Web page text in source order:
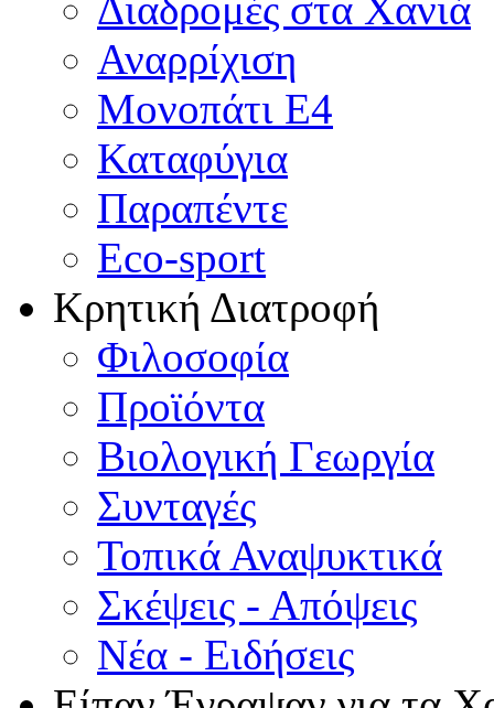
Διαδρομές στα Χανιά
Αναρρίχιση
Μονοπάτι Ε4
Καταφύγια
Παραπέντε
Eco-sport
Κρητική Διατροφή
Φιλοσοφία
Προϊόντα
Βιολογική Γεωργία
Συνταγές
Τοπικά Αναψυκτικά
Σκέψεις - Απόψεις
Νέα - Ειδήσεις